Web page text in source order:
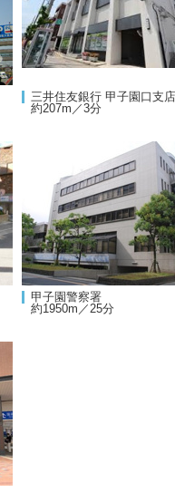
三井住友銀行 甲子園口支店
約207m／3分
甲子園警察署
約1950m／25分